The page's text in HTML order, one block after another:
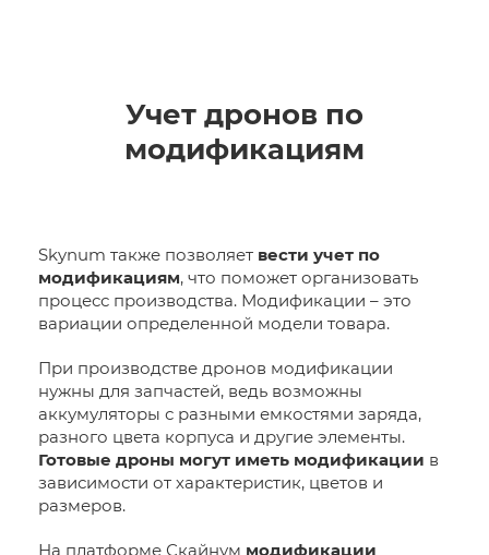
Учет дронов по
модификациям
Skynum также позволяет вести учет по
модификациям, что поможет организовать
процесс производства. Модификации – это
вариации определенной модели товара.
При производстве дронов модификации
нужны для запчастей, ведь возможны
аккумуляторы с разными емкостями заряда,
разного цвета корпуса и другие элементы.
Готовые дроны могут иметь модификации в
зависимости от характеристик, цветов и
размеров.
На платформе Скайнум модификации